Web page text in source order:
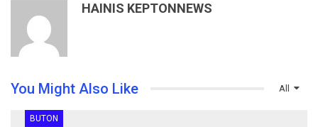
HAINIS KEPTONNEWS
All
You Might Also Like
BUTON